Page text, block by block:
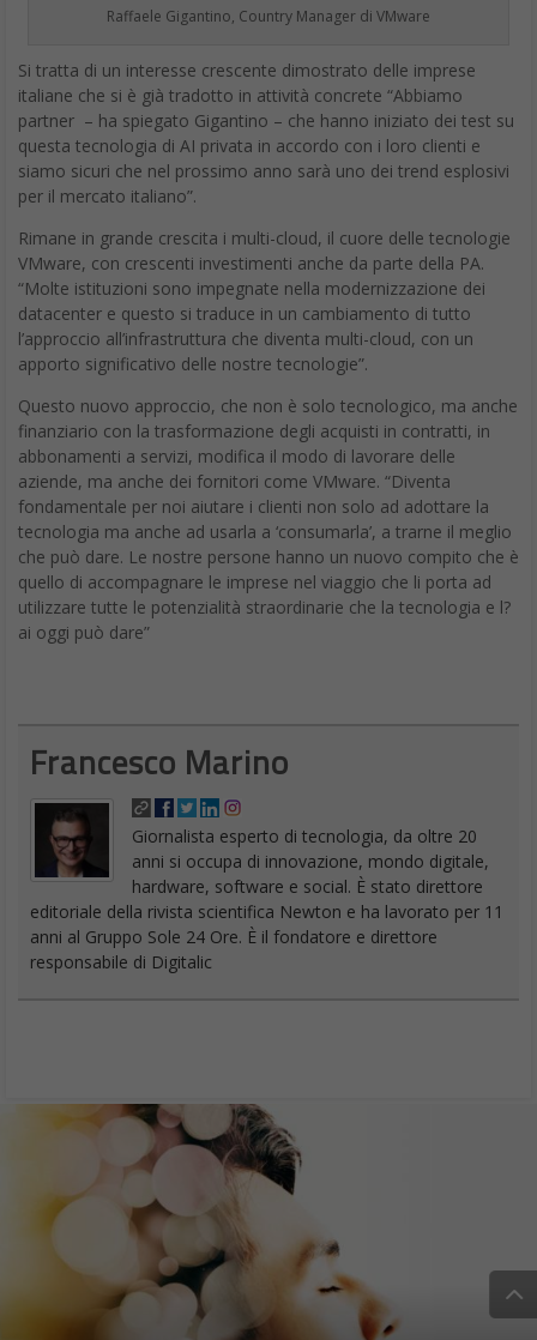
Si tratta di un interesse crescente dimostrato delle imprese
partner – ha spiegato Gigantino – che hanno iniziato dei test su
questa tecnologia di AI privata in accordo con i loro clienti e
siamo sicuri che nel prossimo anno sarà uno dei trend esplosivi
per il mercato italiano”.
Rimane in grande crescita i multi-cloud, il cuore delle tecnologie
“Molte istituzioni sono impegnate nella modernizzazione dei
datacenter e questo si traduce in un cambiamento di tutto
l’approccio all’infrastruttura che diventa multi-cloud, con un
apporto significativo delle nostre tecnologie”.
Questo nuovo approccio, che non è solo tecnologico, ma anche
abbonamenti a servizi, modifica il modo di lavorare delle
aziende, ma anche dei fornitori come VMware. “Diventa
fondamentale per noi aiutare i clienti non solo ad adottare la
tecnologia ma anche ad usarla a ‘consumarla’, a trarne il meglio
che può dare. Le nostre persone hanno un nuovo compito che è
quello di accompagnare le imprese nel viaggio che li porta ad
utilizzare tutte le potenzialità straordinarie che la tecnologia e l?
ai oggi può dare”
Giornalista esperto di tecnologia, da oltre 20
anni si occupa di innovazione, mondo digitale,
hardware, software e social. È stato direttore
editoriale della rivista scientifica Newton e ha lavorato per 11
anni al Gruppo Sole 24 Ore. È il fondatore e direttore
responsabile di Digitalic